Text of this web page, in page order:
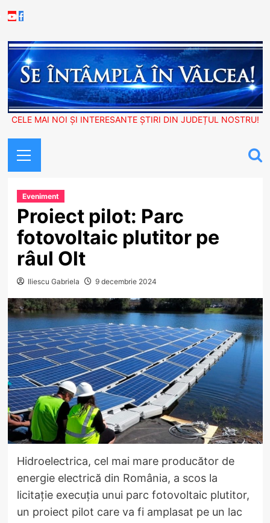
to
Youtube
Facebook
CELE MAI NOI ȘI INTERESANTE ȘTIRI DIN JUDEȚUL NOSTRU!
Menu
Eveniment
Proiect pilot: Parc
fotovoltaic plutitor pe
râul Olt
Iliescu Gabriela 9 decembrie 2024
Hidroelectrica, cel mai mare producător de
energie electrică din România, a scos la
licitație execuția unui parc fotovoltaic plutitor,
un proiect pilot care va fi amplasat pe un lac